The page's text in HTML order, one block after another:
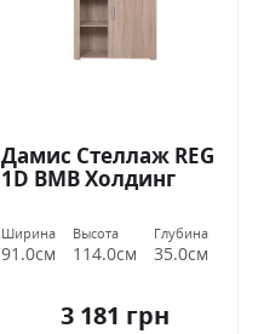
Дамис Стеллаж REG
1D ВМВ Холдинг
Ширина
91.0см
Высота
114.0см
Глубина
35.0см
3 181 грн